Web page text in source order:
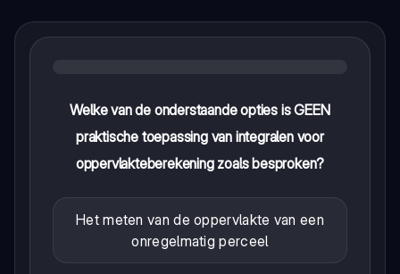
Welke van de onderstaande opties is GEEN
praktische toepassing van integralen voor
oppervlakteberekening zoals besproken?
Het meten van de oppervlakte van een
onregelmatig perceel